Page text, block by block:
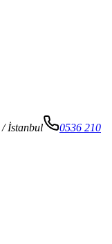
/ İstanbul
0536 210